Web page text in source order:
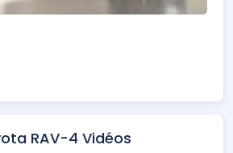
RAV-4 Vidéos